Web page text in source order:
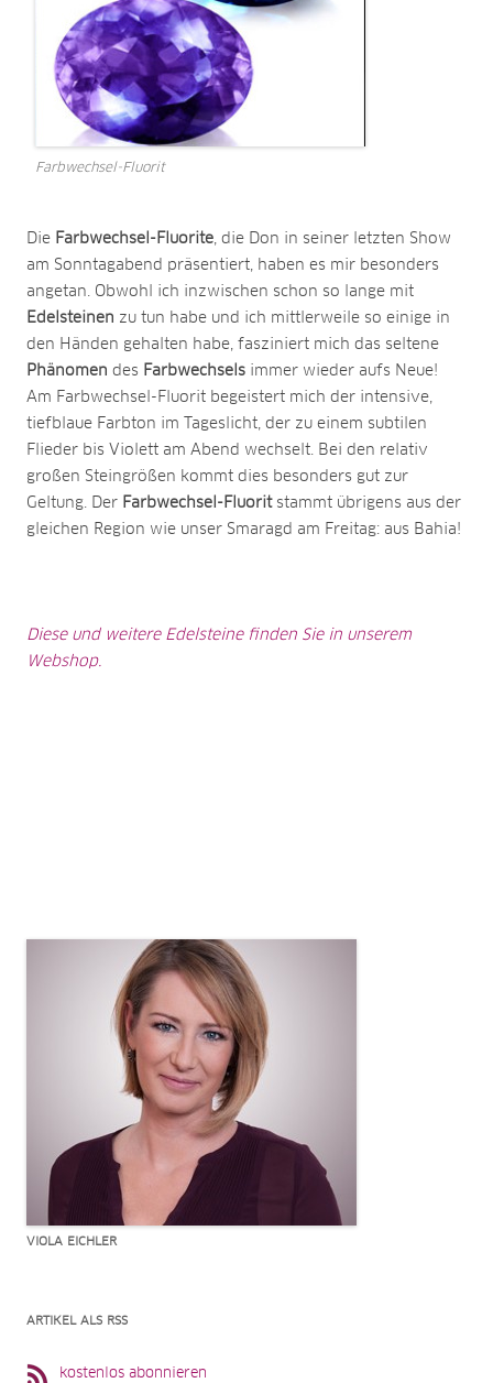
Farbwechsel-Fluorit
Die Farbwechsel-Fluorite, die Don in seiner letzten Show
am Sonntagabend präsentiert, haben es mir besonders
angetan. Obwohl ich inzwischen schon so lange mit
Edelsteinen zu tun habe und ich mittlerweile so einige in
den Händen gehalten habe, fasziniert mich das seltene
Phänomen des Farbwechsels immer wieder aufs Neue!
Am Farbwechsel-Fluorit begeistert mich der intensive,
tiefblaue Farbton im Tageslicht, der zu einem subtilen
Flieder bis Violett am Abend wechselt. Bei den relativ
großen Steingrößen kommt dies besonders gut zur
Geltung. Der Farbwechsel-Fluoritstammt übrigens aus der
gleichen Region wie unser Smaragd am Freitag: aus Bahia!
Diese und weitere Edelsteine finden Sie in unserem
Webshop.
VIOLA EICHLER
ARTIKEL ALS RSS
kostenlos abonnieren